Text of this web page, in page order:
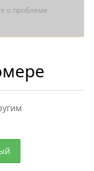
о проблеме